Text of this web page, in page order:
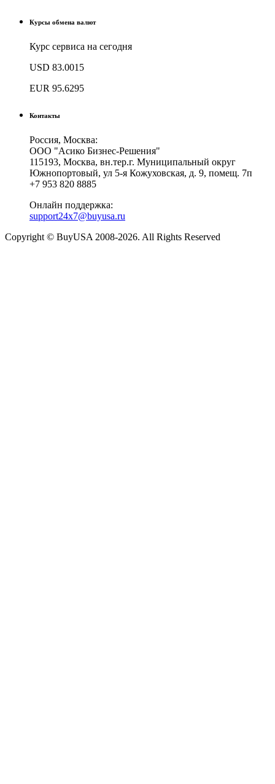
Курсы обмена валют
Курс сервиса на сегодня
USD 83.0015
EUR 95.6295
Контакты
Россия, Москва:
ООО "Асико Бизнес-Решения"
115193, Москва, вн.тер.г. Муниципальный округ
Южнопортовый, ул 5-я Кожуховская, д. 9, помещ. 7п
+7 953 820 8885
Онлайн поддержка:
support24x7@buyusa.ru
Copyright © BuyUSA 2008-2026. All Rights Reserved